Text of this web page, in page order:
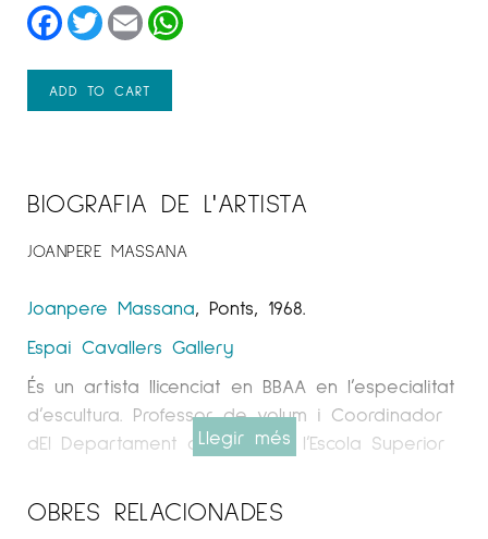
Facebook
TwitterEmail
ADD TO CART
BIOGRAFIA DE L'ARTISTA
JOANPERE MASSANA
Joanpere Massana, Ponts, 1968.
Espai Cavallers Gallery
És un artista llicenciat en BBAA en l’especialitat
d’escultura. Professor de volum i Coordinador
dEl Departament de Volum a l’Escola Superior
conseller d’Art a l’Institut d’Estudis Ilerdencs de
la Diputació de Lleida.
Llegir més
OBRES RELACIONADES